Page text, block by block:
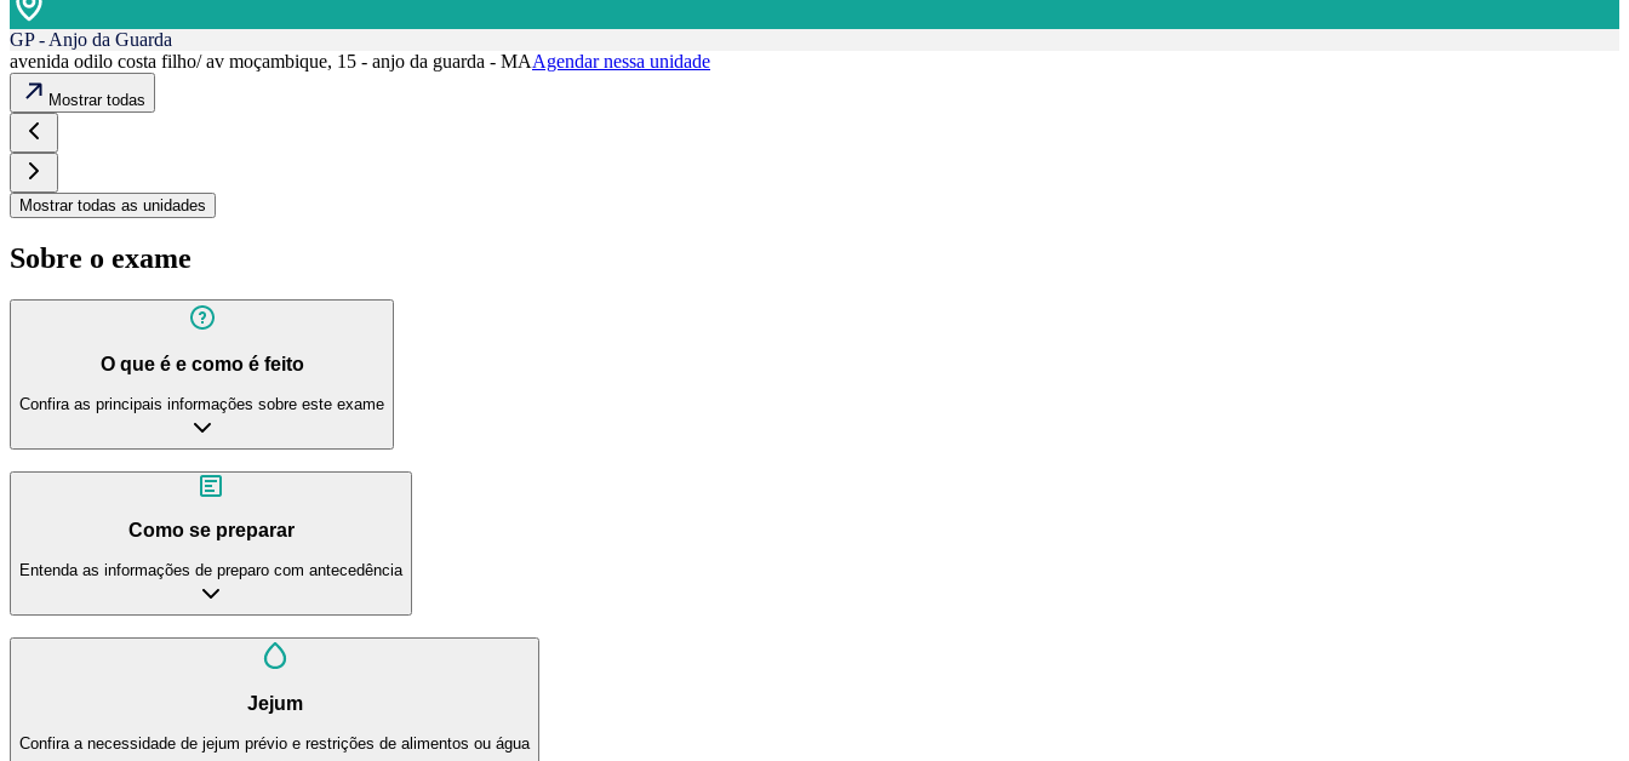
GP - Anjo da Guarda
avenida odilo costa filho/ av moçambique, 15 - anjo da guarda - MAAgendar nessa unidade
Mostrar todas
Mostrar todas as unidades
Sobre o exame
O que é e como é feito
Confira as principais informações sobre este exame
Como se preparar
Entenda as informações de preparo com antecedência
Jejum
Confira a necessidade de jejum prévio e restrições de alimentos ou água